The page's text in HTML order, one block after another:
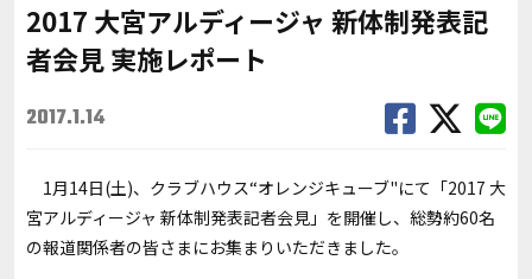
2017 大宮アルディージャ 新体制発表記
者会見 実施レポート
2017.1.14
1月14日(土)、クラブハウス“オレンジキューブ"にて「2017 大
宮アルディージャ 新体制発表記者会見」を開催し、総勢約60名
の報道関係者の皆さまにお集まりいただきました。